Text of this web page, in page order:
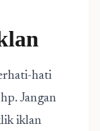
hati
Jangan
iklan